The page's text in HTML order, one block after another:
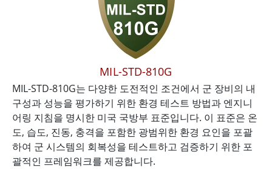
MIL-STD-810G
MIL-STD-810G는 다양한 도전적인 조건에서 군 장비의 내
구성과 성능을 평가하기 위한 환경 테스트 방법과 엔지니
어링 지침을 명시한 미국 국방부 표준입니다. 이 표준은 온
도, 습도, 진동, 충격을 포함한 광범위한 환경 요인을 포괄
하여 군 시스템의 회복성을 테스트하고 검증하기 위한 포
괄적인 프레임워크를 제공합니다.